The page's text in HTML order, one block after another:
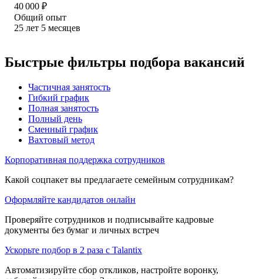
40 000 ₽
Общий опыт
25 лет 5 месяцев
Быстрые фильтры подбора вакансий
Частичная занятость
Гибкий график
Полная занятость
Полный день
Сменный график
Вахтовый метод
Корпоративная поддержка сотрудников
Какой соцпакет вы предлагаете семейным сотрудникам?
Оформляйте кандидатов онлайн
Проверяйте сотрудников и подписывайте кадровые
документы без бумаг и личных встреч
Ускорьте подбор в 2 раза с Talantix
Автоматизируйте сбор откликов, настройте воронку,